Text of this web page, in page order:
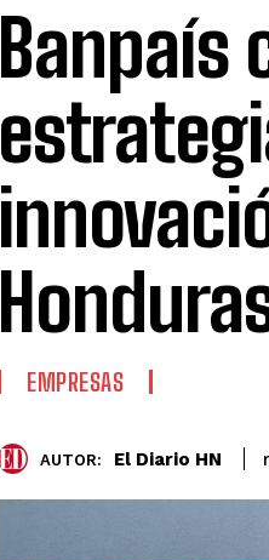
Banpaís
EMPRESAS
AUTOR: El Diario HN